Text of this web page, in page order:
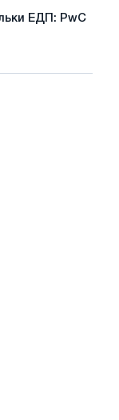
ЕДП: PwC